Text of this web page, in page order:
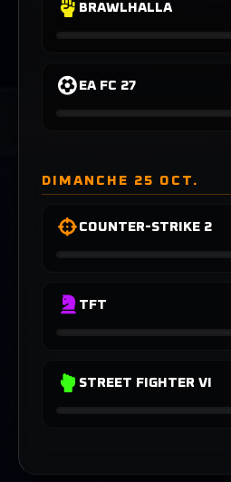
BRAWLHALLA
EA FC 27
DIMANCHE 25 OCT.
COUNTER-STRIKE 2
TFT
STREET FIGHTER VI